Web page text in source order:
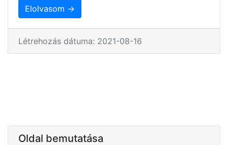
Elolvasom →
Létrehozás dátuma: 2021-08-16
Oldal bemutatása